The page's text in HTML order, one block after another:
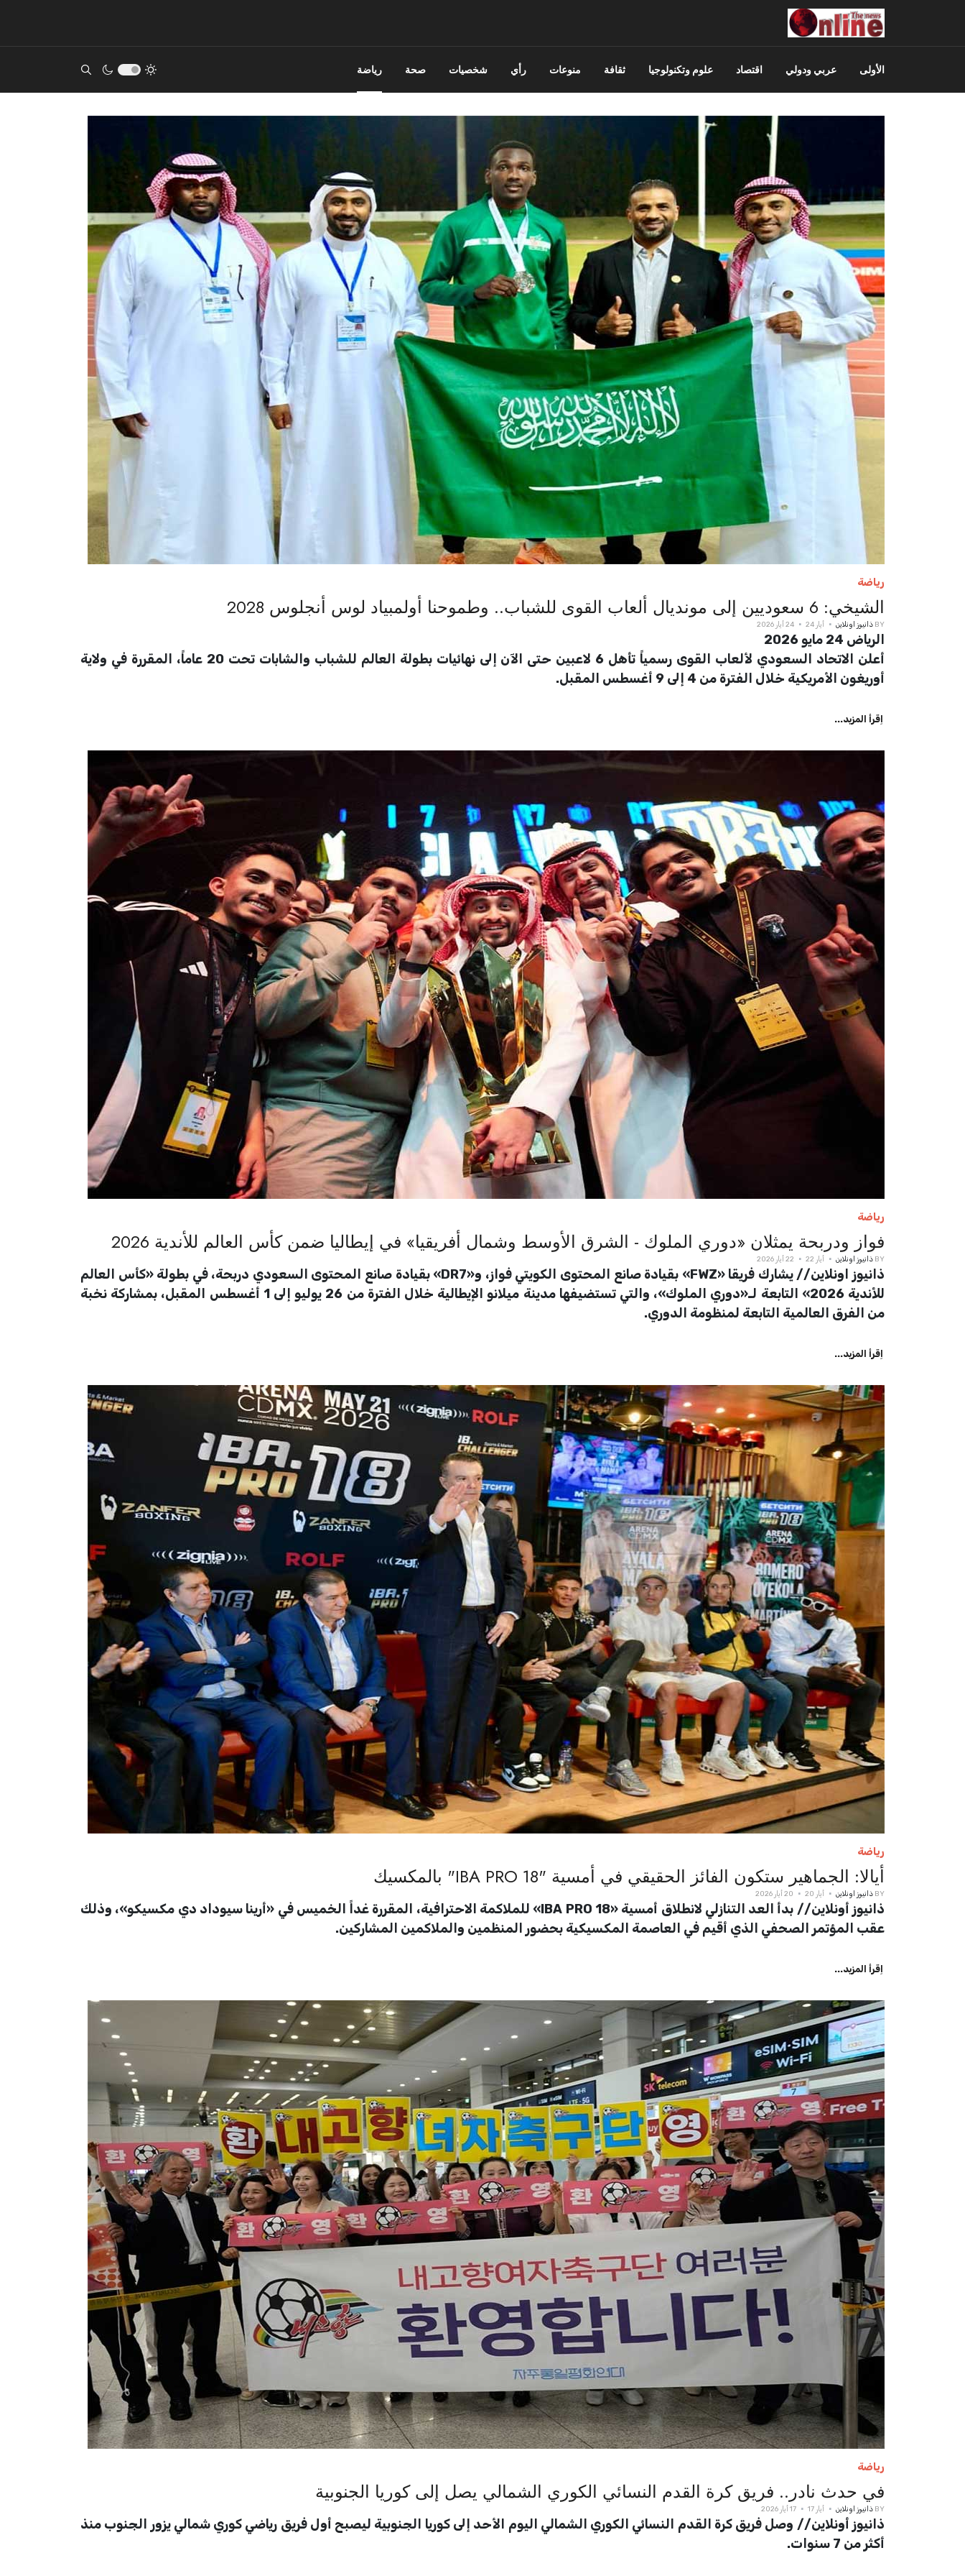
الأولى عربي ودولي اقتصاد علوم وتكنولوجيا ثقافة منوعات رأي شخصيات صحة رياضة
for results.
رياضة
الشيخي: 6 سعوديين إلى مونديال ألعاب القوى للشباب.. وطموحنا أولمبياد لوس أنجلوس 2028
BY ذانيوز اونلاين أيار 24 24 أيار 2026
الرياض 24 مايو 2026
أعلن الاتحاد السعودي لألعاب القوى رسمياً تأهل 6 لاعبين حتى الآن إلى نهائيات بطولة العالم للشباب والشابات تحت 20 عاماً، المقررة في ولاية
أوريغون الأمريكية خلال الفترة من 4 إلى 9 أغسطس المقبل.
اِقرأ المزيد...
رياضة
فواز ودربحة يمثلان «دوري الملوك - الشرق الأوسط وشمال أفريقيا» في إيطاليا ضمن كأس العالم للأندية 2026
BY ذانيوز اونلاين أيار 22 22 أيار 2026
ذانيوز اونلاين// يشارك فريقا «FWZ» بقيادة صانع المحتوى الكويتي فواز، و«DR7» بقيادة صانع المحتوى السعودي دربحة، في بطولة «كأس العالم
للأندية 2026» التابعة لـ«دوري الملوك»، والتي تستضيفها مدينة ميلانو الإيطالية خلال الفترة من 26 يوليو إلى 1 أغسطس المقبل، بمشاركة نخبة
من الفرق العالمية التابعة لمنظومة الدوري.
اِقرأ المزيد...
رياضة
أيالا: الجماهير ستكون الفائز الحقيقي في أمسية "IBA PRO 18" بالمكسيك
BY ذانيوز اونلاين أيار 20 20 أيار 2026
ذانيوز أونلاين// بدأ العد التنازلي لانطلاق أمسية «IBA PRO 18» للملاكمة الاحترافية، المقررة غداً الخميس في «أرينا سيوداد دي مكسيكو»، وذلك
عقب المؤتمر الصحفي الذي أقيم في العاصمة المكسيكية بحضور المنظمين والملاكمين المشاركين.
اِقرأ المزيد...
رياضة
في حدث نادر.. فريق كرة القدم النسائي الكوري الشمالي يصل إلى كوريا الجنوبية
BY ذانيوز اونلاين أيار 17 17 أيار 2026
ذانيوز أونلاين// وصل فريق كرة القدم النسائي الكوري الشمالي اليوم الأحد إلى كوريا الجنوبية ليصبح أول فريق رياضي كوري شمالي يزور الجنوب منذ
أكثر من 7 سنوات.